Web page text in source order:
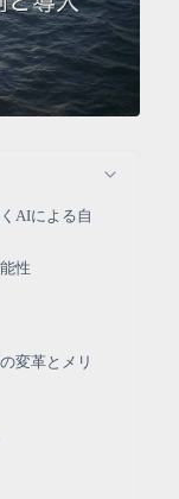
AIによる自
性
変革とメリ